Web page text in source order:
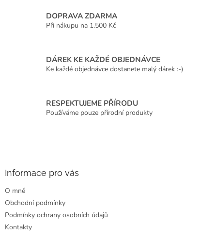
DOPRAVA ZDARMA
Při nákupu na 1.500 Kč
DÁREK KE KAŽDÉ OBJEDNÁVCE
Ke každé objednávce dostanete malý dárek :-)
RESPEKTUJEME PŘÍRODU
Používáme pouze přírodní produkty
Informace pro vás
O mně
Obchodní podmínky
Podmínky ochrany osobních údajů
Kontakty